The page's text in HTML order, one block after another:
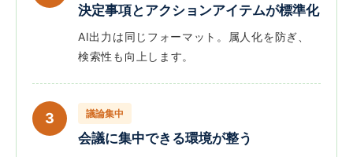
決定事項とアクションアイテムが標準化
AI出力は同じフォーマット。属人化を防ぎ、
検索性も向上します。
3 議論集中
会議に集中できる環境が整う